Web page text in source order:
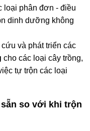
loại phân đơn - điều
dinh dưỡng không
và phát triển các
cho các loại cây trồng,
tự trộn các loại
so với khi trộn